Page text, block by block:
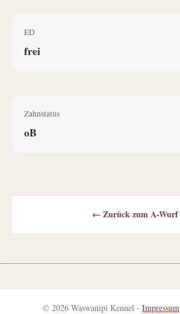
ED
frei
Zahnstatus
oB
← Zurück zum A-Wurf
© 2026 Waswanipi Kennel - Impressum